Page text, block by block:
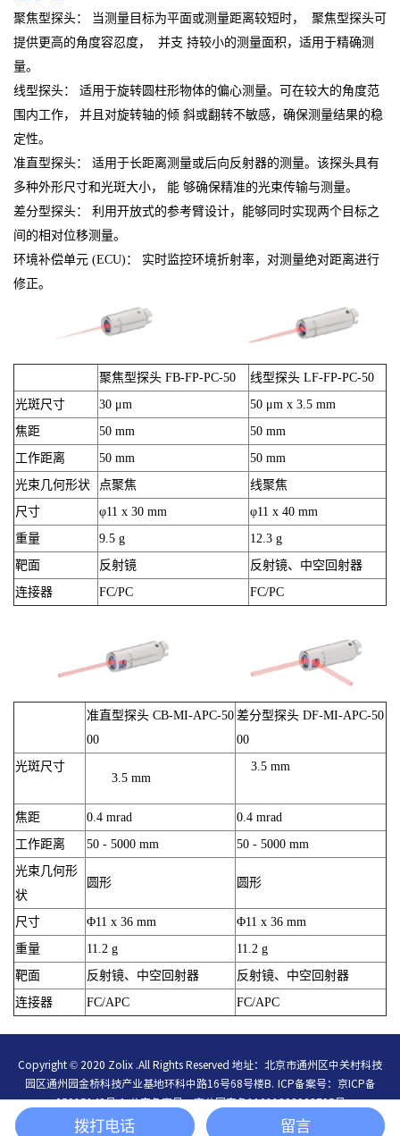
聚焦型探头： 当测量目标为平面或测量距离较短时， 聚焦型探头可
提供更高的角度容忍度， 并支 持较小的测量面积，适用于精确测
量。
线型探头： 适用于旋转圆柱形物体的偏心测量。可在较大的角度范
围内工作， 并且对旋转轴的倾 斜或翻转不敏感，确保测量结果的稳
定性。
准直型探头： 适用于长距离测量或后向反射器的测量。该探头具有
多种外形尺寸和光斑大小， 能 够确保精准的光束传输与测量。
差分型探头： 利用开放式的参考臂设计，能够同时实现两个目标之
间的相对位移测量。
环境补偿单元 (ECU)： 实时监控环境折射率，对测量绝对距离进行
修正。
聚焦型探头 FB-FP-PC-50
线型探头 LF-FP-PC-50
光斑尺寸
30 μm
50 μm x 3.5 mm
焦距
50 mm
50 mm
工作距离
50 mm
50 mm
光束几何形状
点聚焦
线聚焦
尺寸
φ11 x 30 mm
φ11 x 40 mm
重量
9.5 g
12.3 g
靶面
反射镜
反射镜、中空回射器
连接器
FC/PC FC/PC
准直型探头 CB-MI-APC-50
00
差分型探头 DF-MI-APC-50
00
光斑尺寸
3.5 mm
3.5 mm
焦距 0.4 mrad
0.4 mrad
工作距离
50 - 5000 mm
50 - 5000 mm
光束几何形
状
圆形 圆形
尺寸 Φ11 x 36 mm
Φ11 x 36 mm
重量
11.2 g
11.2 g
靶面
反射镜、中空回射器
反射镜、中空回射器
连接器
FC/APC FC/APC
Copyright © 2020 Zolix .All Rights Reserved 地址：北京市通州区中关村科技
园区通州园金桥科技产业基地环科中路16号68号楼B.
ICP备案号： 京ICP备
05015148号-1 公安备案号：京公网安备11011202003795号
简体中文
English
拨打电话 留言